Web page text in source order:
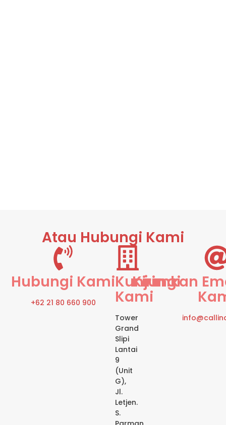
Atau Hubungi Kami
Hubungi Kami
+62 21 80 660 900
Kunjungi
Kami
Tower
Grand
Slipi
Lantai
9
(Unit
G),
Jl.
Letjen.
S.
Kirimkan